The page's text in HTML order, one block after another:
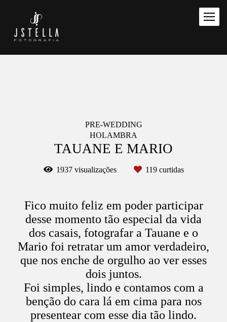
PRE-WEDDING
HOLAMBRA
TAUANE E MARIO
1937visualizações 119curtidas
Fico muito feliz em poder participar
desse momento tão especial da vida
dos casais, fotografar a Tauane e o
Mario foi retratar um amor verdadeiro,
que nos enche de orgulho ao ver esses
dois juntos.
Foi simples, lindo e contamos com a
benção do cara lá em cima para nos
presentear com esse dia tão lindo.